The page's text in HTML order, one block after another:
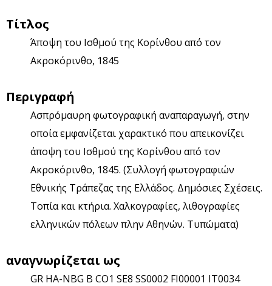
Τίτλος
Άποψη του Ισθμού της Κορίνθου από τον
Ακροκόρινθο, 1845
Περιγραφή
Ασπρόμαυρη φωτογραφική αναπαραγωγή, στην
οποία εμφανίζεται χαρακτικό που απεικονίζει
άποψη του Ισθμού της Κορίνθου από τον
Ακροκόρινθο, 1845. (Συλλογή φωτογραφιών
Εθνικής Τράπεζας της Ελλάδος. Δημόσιες Σχέσεις.
Τοπία και κτήρια. Χαλκογραφίες, λιθογραφίες
ελληνικών πόλεων πλην Αθηνών. Τυπώματα)
αναγνωρίζεται ως
GR HA-NBG B CO1 SE8 SS0002 FI00001 IT0034